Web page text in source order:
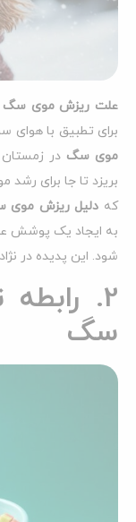
علت ریزش موی سگ
برای تطبیق با هوای
موی سگ در
بریزد تا جا برای
که دلیل ریزش موی
به ایجاد یک پوشش
شود. این پدیده در
2.
سگ